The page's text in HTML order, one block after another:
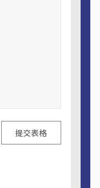
提交表格